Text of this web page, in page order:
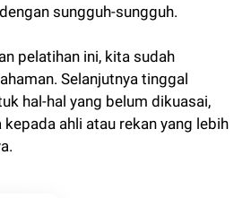
sungguh-sungguh.
pelatihan ini, kita sudah
Selanjutnya tinggal
hal-hal yang belum dikuasai,
ahli atau rekan yang lebih